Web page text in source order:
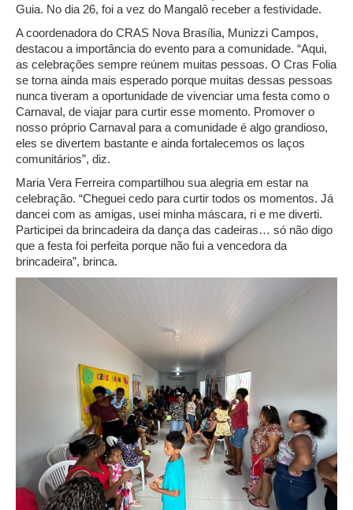
Guia. No dia 26, foi a vez do Mangalô receber a festividade.
A coordenadora do CRAS Nova Brasília, Munizzi Campos,
destacou a importância do evento para a comunidade. “Aqui,
as celebrações sempre reúnem muitas pessoas. O Cras Folia
se torna ainda mais esperado porque muitas dessas pessoas
nunca tiveram a oportunidade de vivenciar uma festa como o
Carnaval, de viajar para curtir esse momento. Promover o
nosso próprio Carnaval para a comunidade é algo grandioso,
eles se divertem bastante e ainda fortalecemos os laços
comunitários”, diz.
Maria Vera Ferreira compartilhou sua alegria em estar na
celebração. “Cheguei cedo para curtir todos os momentos. Já
dancei com as amigas, usei minha máscara, ri e me diverti.
Participei da brincadeira da dança das cadeiras… só não digo
que a festa foi perfeita porque não fui a vencedora da
brincadeira”, brinca.